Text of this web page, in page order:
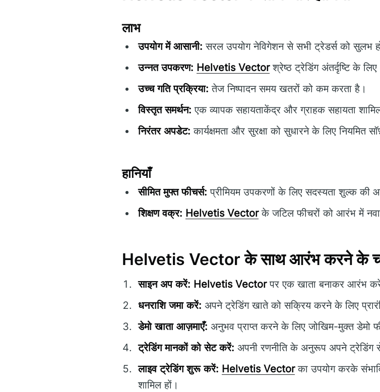
लाभ
उपयोग में आसानी: सरल उपयोग नेविगेशन से सभी ट्रेडर्स को सुलभ
उन्नत उपकरण: Helvetis Vectorश्रेष्ठ ट्रेडिंग अंतर्दृष्टि के
उच्च गति प्रक्रिया: तेज निष्पादन समय खतरों को कम करता है।
विस्तृत समर्थन: एक व्यापक सहायताकेंद्र और ग्राहक सहायता
निरंतर अपडेट: कार्यक्षमता और सुरक्षा को सुधारने के लिए नियमित
हानियाँ
सीमित मुफ्त फीचर्स: प्रीमियम उपकरणों के लिए सदस्यता शुल्क की
शिक्षण वक्र: Helvetis Vectorके जटिल फीचरों को आरंभ में
Helvetis Vector के साथ आरंभ करने के
साइन अप करें: Helvetis Vectorपर एक खाता बनाकर आरंभ
धनराशि जमा करें: अपने ट्रेडिंग खाते को सक्रिय करने के लिए
डेमो खाता आज़माएँ: अनुभव प्राप्त करने के लिए जोखिम-मुक्त डेमो
ट्रेडिंग मानकों को सेट करें: अपनी रणनीति के अनुरूप अपने ट्रेडिंग
लाइव ट्रेडिंग शुरू करें: Helvetis Vectorका उपयोग करके
शामिल हों।